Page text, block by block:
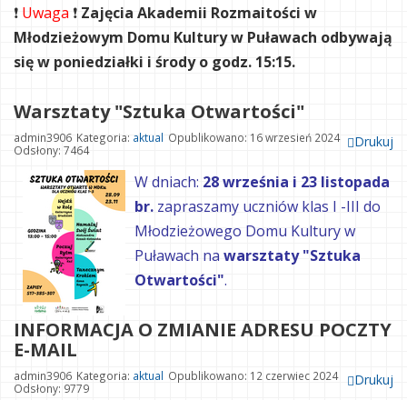
❗️ Uwaga ❗️ Zajęcia Akademii Rozmaitości w
Młodzieżowym Domu Kultury w Puławach odbywają
się w poniedziałki i środy o godz. 15:15.
Warsztaty "Sztuka Otwartości"
Drukuj
admin3906 Kategoria: aktual Opublikowano: 16 wrzesień 2024
Odsłony: 7464
W dniach: 28 września i 23 listopada
br. zapraszamy uczniów klas I -III do
Młodzieżowego Domu Kultury w
Puławach nawarsztaty "Sztuka
Otwartości".
INFORMACJA O ZMIANIE ADRESU POCZTY
E-MAIL
Drukuj
admin3906 Kategoria: aktual Opublikowano: 12 czerwiec 2024
Odsłony: 9779